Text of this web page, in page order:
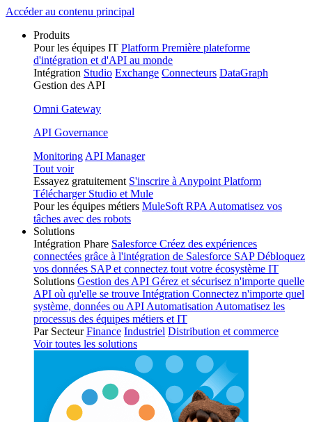
Skip
content
Accéder au contenu principal
Produits
Pour les équipes IT Platform Première plateforme
d'intégration et d'API au monde
Intégration Studio Exchange Connecteurs DataGraph
Gestion des API
Omni Gateway
API Governance
Monitoring API Manager
Tout voir
Essayez gratuitement S'inscrire à Anypoint Platform
Télécharger Studio et Mule
Pour les équipes métiers MuleSoft RPA Automatisez vos
tâches avec des robots
Solutions
Intégration Phare Salesforce Créez des expériences
connectées grâce à l'intégration de Salesforce SAP Débloquez
vos données SAP et connectez tout votre écosystème IT
Solutions Gestion des API Gérez et sécurisez n'importe quelle
API où qu'elle se trouve Intégration Connectez n'importe quel
système, données ou API Automatisation Automatisez les
processus des équipes métiers et IT
Par Secteur Finance Industriel Distribution et commerce
Voir toutes les solutions